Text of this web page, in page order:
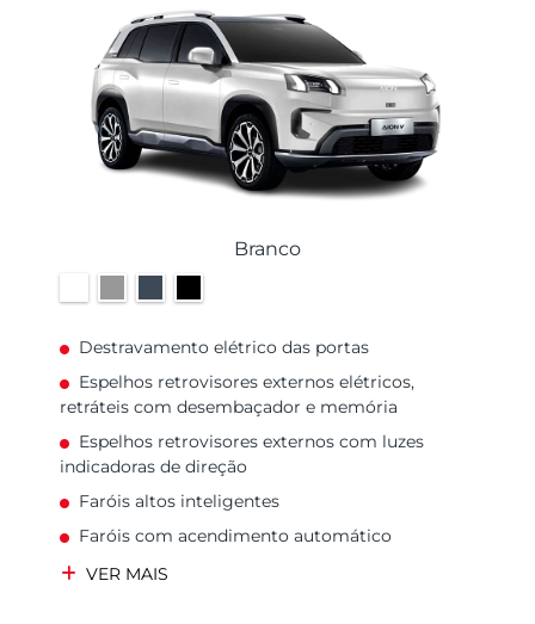
Branco
Destravamento elétrico das portas
Espelhos retrovisores externos elétricos,
retráteis com desembaçador e memória
Espelhos retrovisores externos com luzes
indicadoras de direção
Faróis altos inteligentes
Faróis com acendimento automático
VER MAIS